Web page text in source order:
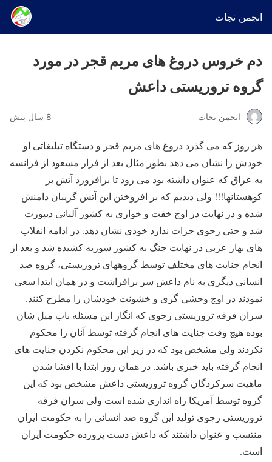
انجمن نجات
دم خروس دروغ های مریم قجر در مورد
گروه تروریستی داعش
انجمن نجات 8 سال پیش
هر روز که می گذرد دروغ های مریم قجر و دستگاه تبلیغاتی او
خودش را نشان می دهد بطور مثال بعد از فرار مسعود از فرانسه
به عراق که عنوان داشته بود می رود تا برافروزد آتش بر
کوهستانها!!! ولی دیدیم که بر افروختن این آتش گریبان دامنش
شده و در نهایت در اوج خفت و خواری به کشور آلبانی دیپورت
شد و حتی رجوی جرات ندارد خودی نشان دهد. در ادامه انقلاب
های بهار عربی در نهایت جنگ به کشور سوریه کشیده شد و بعد از
انجام جنایت های مختلف توسط گروههای تروریستی، گروه ضد
انسانی دیگری به نام داعش سر برافراشت و در همان ابتدا سعی
نمودند در اوج وحشی گری و خشونت خودشان را مطرح کنند.
سران فرقه تروریستی رجوی که انگار این مسئله باب میل شان
بوده هیچ وقت جنایت های انجام گرفته توسط آنان را محکوم
نکردند ولی مشخص بود که در زیر این محکوم نکردن جنایت های
انجام گرفته باید خبری باشد. در همان روز ابتدا با افشا شدن
ماهیت سرکردگان گروه تروریستی داعش مشخص بود که این
گروه توسط آمریکا راه اندازی شده است ولی سران فرقه
تروریستی رجوی تولید این گروه ضد انسانی را به حکومت ایران
منتسب و عنوان داشتند که داعش دست پرورده حکومت ایران
است.